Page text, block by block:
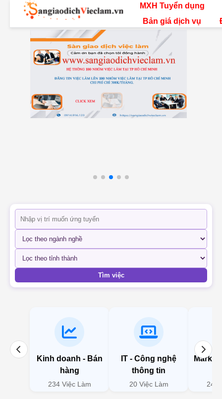
MXH Tuyển dụng
Bản giá dịch vụ
Tìm việc
Kinh doanh - Bán
hàng
234 Việc Làm
IT - Công nghệ
thông tin
20 Việc Làm 246